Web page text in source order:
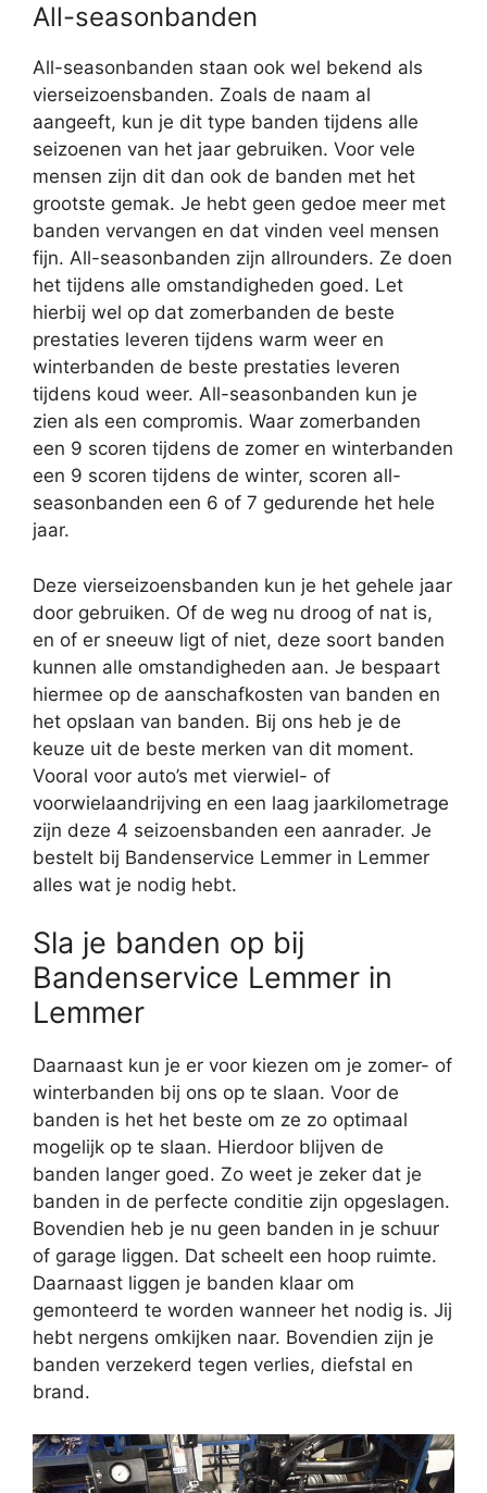
All-seasonbanden
All-seasonbanden staan ook wel bekend als
vierseizoensbanden. Zoals de naam al
aangeeft, kun je dit type banden tijdens alle
seizoenen van het jaar gebruiken. Voor vele
mensen zijn dit dan ook de banden met het
grootste gemak. Je hebt geen gedoe meer met
banden vervangen en dat vinden veel mensen
fijn. All-seasonbanden zijn allrounders. Ze doen
het tijdens alle omstandigheden goed. Let
hierbij wel op dat zomerbanden de beste
prestaties leveren tijdens warm weer en
winterbanden de beste prestaties leveren
tijdens koud weer. All-seasonbanden kun je
zien als een compromis. Waar zomerbanden
een 9 scoren tijdens de zomer en winterbanden
een 9 scoren tijdens de winter, scoren all-
seasonbanden een 6 of 7 gedurende het hele
jaar.
Deze vierseizoensbanden kun je het gehele jaar
door gebruiken. Of de weg nu droog of nat is,
en of er sneeuw ligt of niet, deze soort banden
kunnen alle omstandigheden aan. Je bespaart
hiermee op de aanschafkosten van banden en
het opslaan van banden. Bij ons heb je de
keuze uit de beste merken van dit moment.
Vooral voor auto’s met vierwiel- of
voorwielaandrijving en een laag jaarkilometrage
zijn deze 4 seizoensbanden een aanrader. Je
bestelt bij Bandenservice Lemmer in Lemmer
alles wat je nodig hebt.
Sla je banden op bij
Bandenservice Lemmer in
Lemmer
Daarnaast kun je er voor kiezen om je zomer- of
winterbanden bij ons op te slaan. Voor de
banden is het het beste om ze zo optimaal
mogelijk op te slaan. Hierdoor blijven de
banden langer goed. Zo weet je zeker dat je
banden in de perfecte conditie zijn opgeslagen.
Bovendien heb je nu geen banden in je schuur
of garage liggen. Dat scheelt een hoop ruimte.
Daarnaast liggen je banden klaar om
gemonteerd te worden wanneer het nodig is. Jij
hebt nergens omkijken naar. Bovendien zijn je
banden verzekerd tegen verlies, diefstal en
brand.